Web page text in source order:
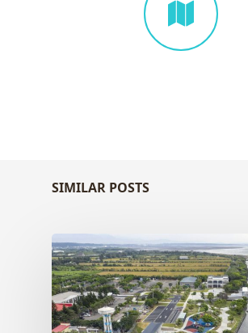
SIMILAR POSTS